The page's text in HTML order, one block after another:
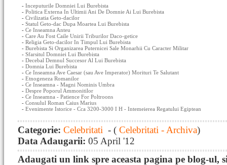
- Inceputurile Domniei Lui Burebista
- Politica Externa In Ultimii Ani De Domnie Ai Lui Burebista
- Civilizatia Geto-dacilor
- Statul Geto-dac Dupa Moartea Lui Burebista
- Ce Inseamna Anteu
- Care Au Fost Caile Unirii Triburilor Daco-getice
- Religia Geto-dacilor In Timpul Lui Burebista
- Burebista Si Organizarea Puternicei Sale Monarhii Cu Caracter Militar
- Sfarsitul Domniei Lui Burebista
- Decebal Demnul Succesor Al Lui Burebista
- Domnia Lui Burebista
- Ce Inseamna Ave Caesar (sau Ave Imperator) Morituri Te Salutant
- Etnogeneza Romanilor
- Ce Inseamna - Magni Nominis Umbra
- Despre Poporul Ammonitilor
- Ce Inseamna - Patience For Poltroons
- Consulul Roman Caius Marius
- Evenimente Istorice - Cca 3200-3000 I H - Intemeierea Regatului Egiptean
Categorie: Celebritati - ( Celebritati - Archiva)
Data Adaugarii: 05 April '12
Adaugati un link spre aceasta pagina pe blog-ul,